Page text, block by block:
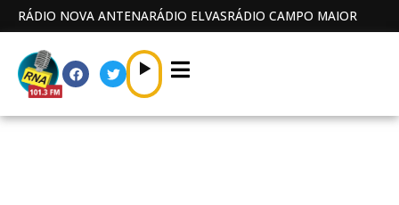
RÁDIO NOVA ANTENARÁDIO ELVASRÁDIO CAMPO MAIOR